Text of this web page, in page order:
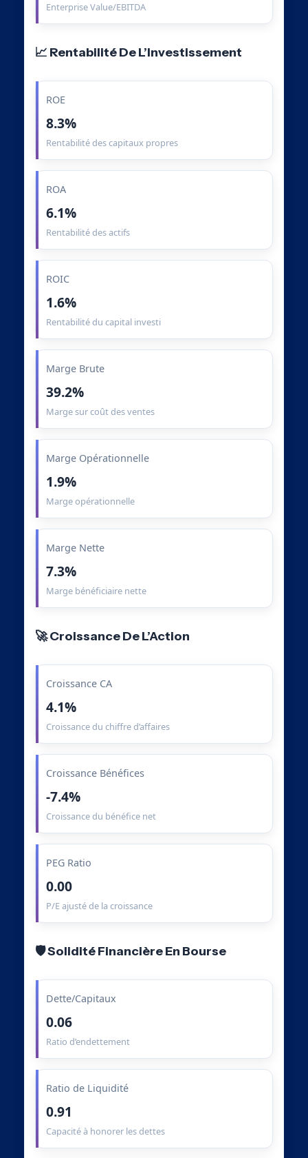
Enterprise Value/EBITDA
📈 Rentabilité De L’Investissement
ROE
8.3%
Rentabilité des capitaux propres
ROA
6.1%
Rentabilité des actifs
ROIC
1.6%
Rentabilité du capital investi
Marge Brute
39.2%
Marge sur coût des ventes
Marge Opérationnelle
1.9%
Marge opérationnelle
Marge Nette
7.3%
Marge bénéficiaire nette
🚀 Croissance De L’Action
Croissance CA
4.1%
Croissance du chiffre d’affaires
Croissance Bénéfices
-7.4%
Croissance du bénéfice net
PEG Ratio
0.00
P/E ajusté de la croissance
🛡️ Solidité Financière En Bourse
Dette/Capitaux
0.06
Ratio d’endettement
Ratio de Liquidité
0.91
Capacité à honorer les dettes